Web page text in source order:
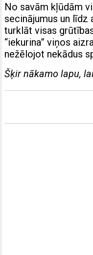
No savām kļūdām
secinājumus un
turklāt visas
“iekurina” viņos
nežēlojot nekādus
Šķir nākamo lapu,